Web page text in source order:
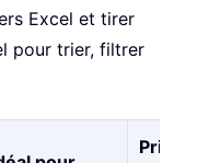
Excel et tirer
pour trier, filtrer